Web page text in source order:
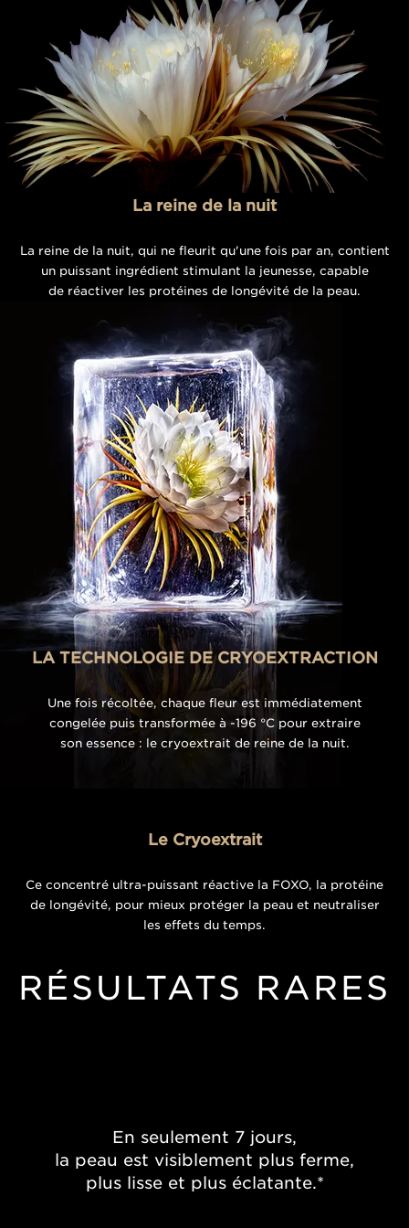
La reine de la nuit
La reine de la nuit, qui ne fleurit qu'une fois par an, contient
un puissant ingrédient stimulant la jeunesse, capable
de réactiver les protéines de longévité de la peau.
LA TECHNOLOGIE DE CRYOEXTRACTION
Une fois récoltée, chaque fleur est immédiatement
congelée puis transformée à -196 °C pour extraire
son essence : le cryoextrait de reine de la nuit.
Le Cryoextrait
Ce concentré ultra-puissant réactive la FOXO, la protéine
de longévité, pour mieux protéger la peau et neutraliser
les effets du temps.
RÉSULTATS RARES
En seulement 7 jours,
la peau est visiblement plus ferme,
plus lisse et plus éclatante.*